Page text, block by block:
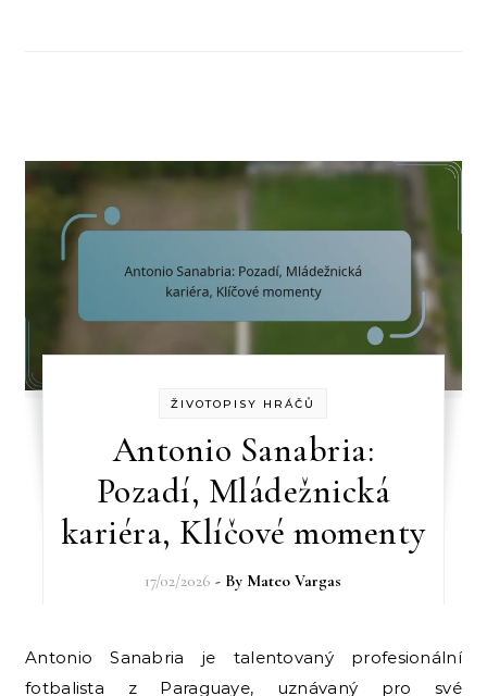
ŽIVOTOPISY HRÁČŮ
Antonio Sanabria:
Pozadí, Mládežnická
kariéra, Klíčové momenty
17/02/2026 - By Mateo Vargas
Antonio Sanabria je talentovaný profesionální
fotbalista z Paraguaye, uznávaný pro své